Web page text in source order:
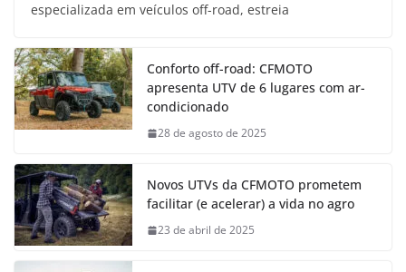
especializada em veículos off-road, estreia
Conforto off-road: CFMOTO
apresenta UTV de 6 lugares com ar-
condicionado
28 de agosto de 2025
Novos UTVs da CFMOTO prometem
facilitar (e acelerar) a vida no agro
23 de abril de 2025